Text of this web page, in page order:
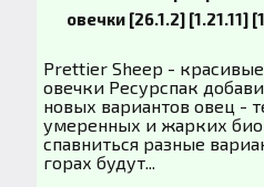
овечки [26.1.2] [1.21.11]
Prettier Sheep -
овечки Ресурспак
новых вариантов овец -
умеренных и жарких
спавниться разные
горах будут...